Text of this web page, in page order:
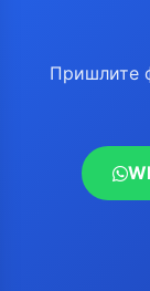
Пришлите